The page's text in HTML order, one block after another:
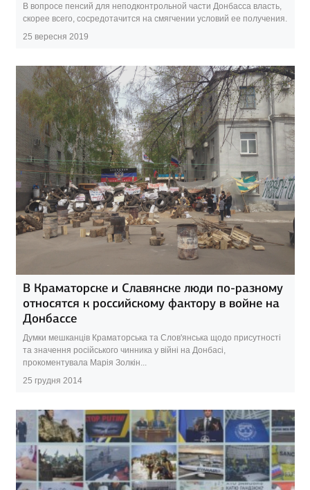
В вопросе пенсий для неподконтрольной части Донбасса власть,
скорее всего, сосредотачится на смягчении условий ее получения.
25 вересня 2019
В Краматорске и Славянске люди по-разному
относятся к российскому фактору в войне на
Донбассе
Думки мешканців Краматорська та Слов'янська щодо присутності
та значення російського чинника у війні на Донбасі,
прокоментувала Марія Золкін...
25 грудня 2014